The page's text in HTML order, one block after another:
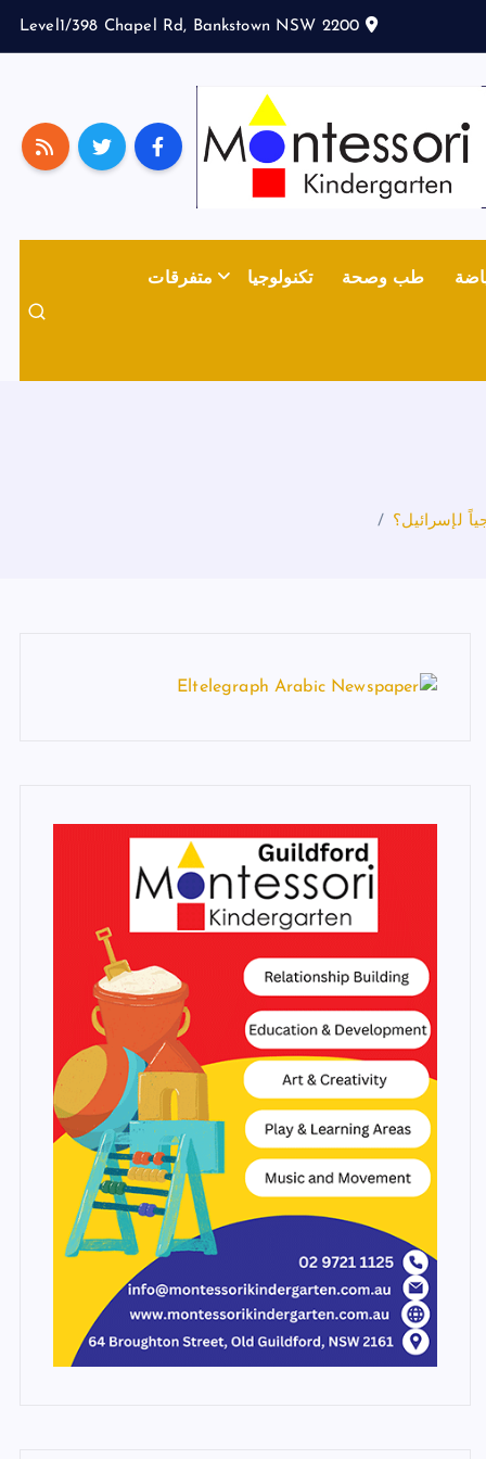
Level1/398 Chapel Rd, Bankstown NSW 2200
طب وصحة تكنولوجيا متفرقات
لإسرائيل؟